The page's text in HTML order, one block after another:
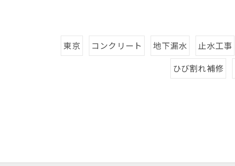
東京 コンクリート 地下漏水 止水工事
ひび割れ補修